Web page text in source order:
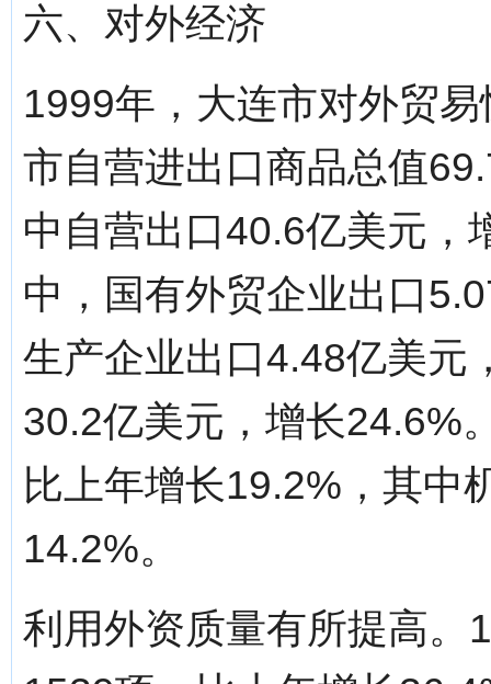
六、对外经济
1999年，大连市对外贸
市自营进出口商品总值
中自营出口40.6亿美元，
中，国有外贸企业出口
生产企业出口4.48亿美元
30.2亿美元，增长24.6%
比上年增长19.2%，其中
14.2%。
利用外资质量有所提高。